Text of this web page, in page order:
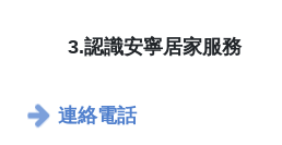
3.認識安寧居家服務
連絡電話